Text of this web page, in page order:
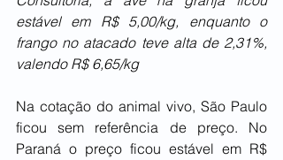
estável em R$ 5,00/kg, enquanto o
frango no atacado teve alta de 2,31%,
valendo R$ 6,65/kg
Na cotação do animal vivo, São Paulo
ficou sem referência de preço. No
Paraná o preço ficou estável em R$